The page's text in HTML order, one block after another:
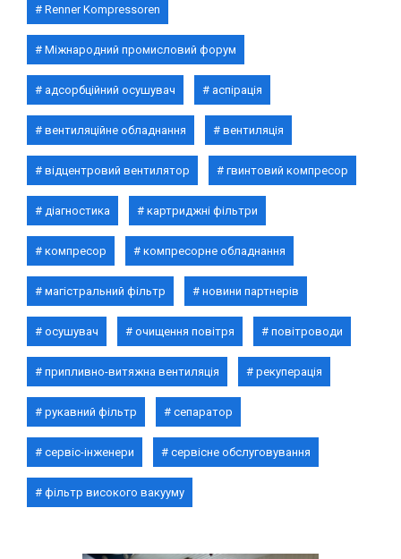
Renner Kompressoren
Міжнародний промисловий форум
адсорбційний осушувач аспірація
вентиляційне обладнання вентиляція
відцентровий вентилятор гвинтовий компресор
діагностика картриджні фільтри
компресор компресорне обладнання
магістральний фільтр новини партнерів
осушувач очищення повітря повітроводи
припливно-витяжна вентиляція рекуперація
рукавний фільтр сепаратор
сервіс-інженери сервісне обслуговування
фільтр високого вакууму